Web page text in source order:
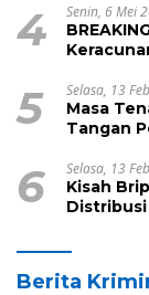
4 Senin, 6 Mei
BREAKING
5 Selasa, 13
Masa
Tangan
6 Selasa, 13
Kisah Briptu
Distribusi
Berita